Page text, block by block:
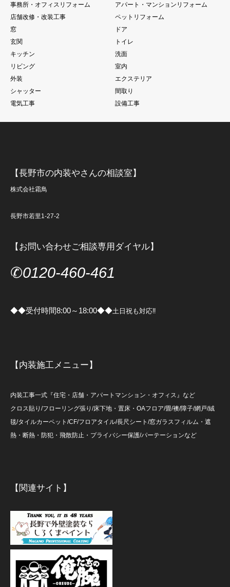
事務所・オフィスリフォーム
アパート・マンションリフォーム
店舗改修・改装工事
ペットリフォーム
窓
ドア
玄関
トイレ
キッチン
洗面
リビング
室内
外装
エクステリア
シャッター
間取り
電気工事
設備工事
【長野市の内装やさんの相談室】
株式会社霜鳥
長野市若里1-27-2
【お問い合わせご相談専用ダイヤル】
✆0120-460-461
◆◆受付時間8:00～18:00◆◆土日祝も対応‼
【内装施工メニュー】
内装工事一式『住宅・店舗・アパートマンション・オフィス』など
クロス貼り/フローリング張り/床下地・置床・OAフロア/畳/襖/障子/網戸/絨
毯/タイルカーペット/CF/フロアタイル/長尺シート/窓ガラスフィルム・遮
熱・断熱・防犯・飛散防止・プライバシー保護/パーテーションなど
【関連サイト】